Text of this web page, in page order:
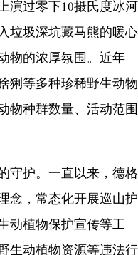
演过零下10摄氏度冰河
垃圾深坑藏马熊的暖心
物的浓厚氛围。近年
猁等多种珍稀野生动物
物种群数量、活动范围
护。一直以来，德格
念，常态化开展巡山护
动植物保护宣传等工